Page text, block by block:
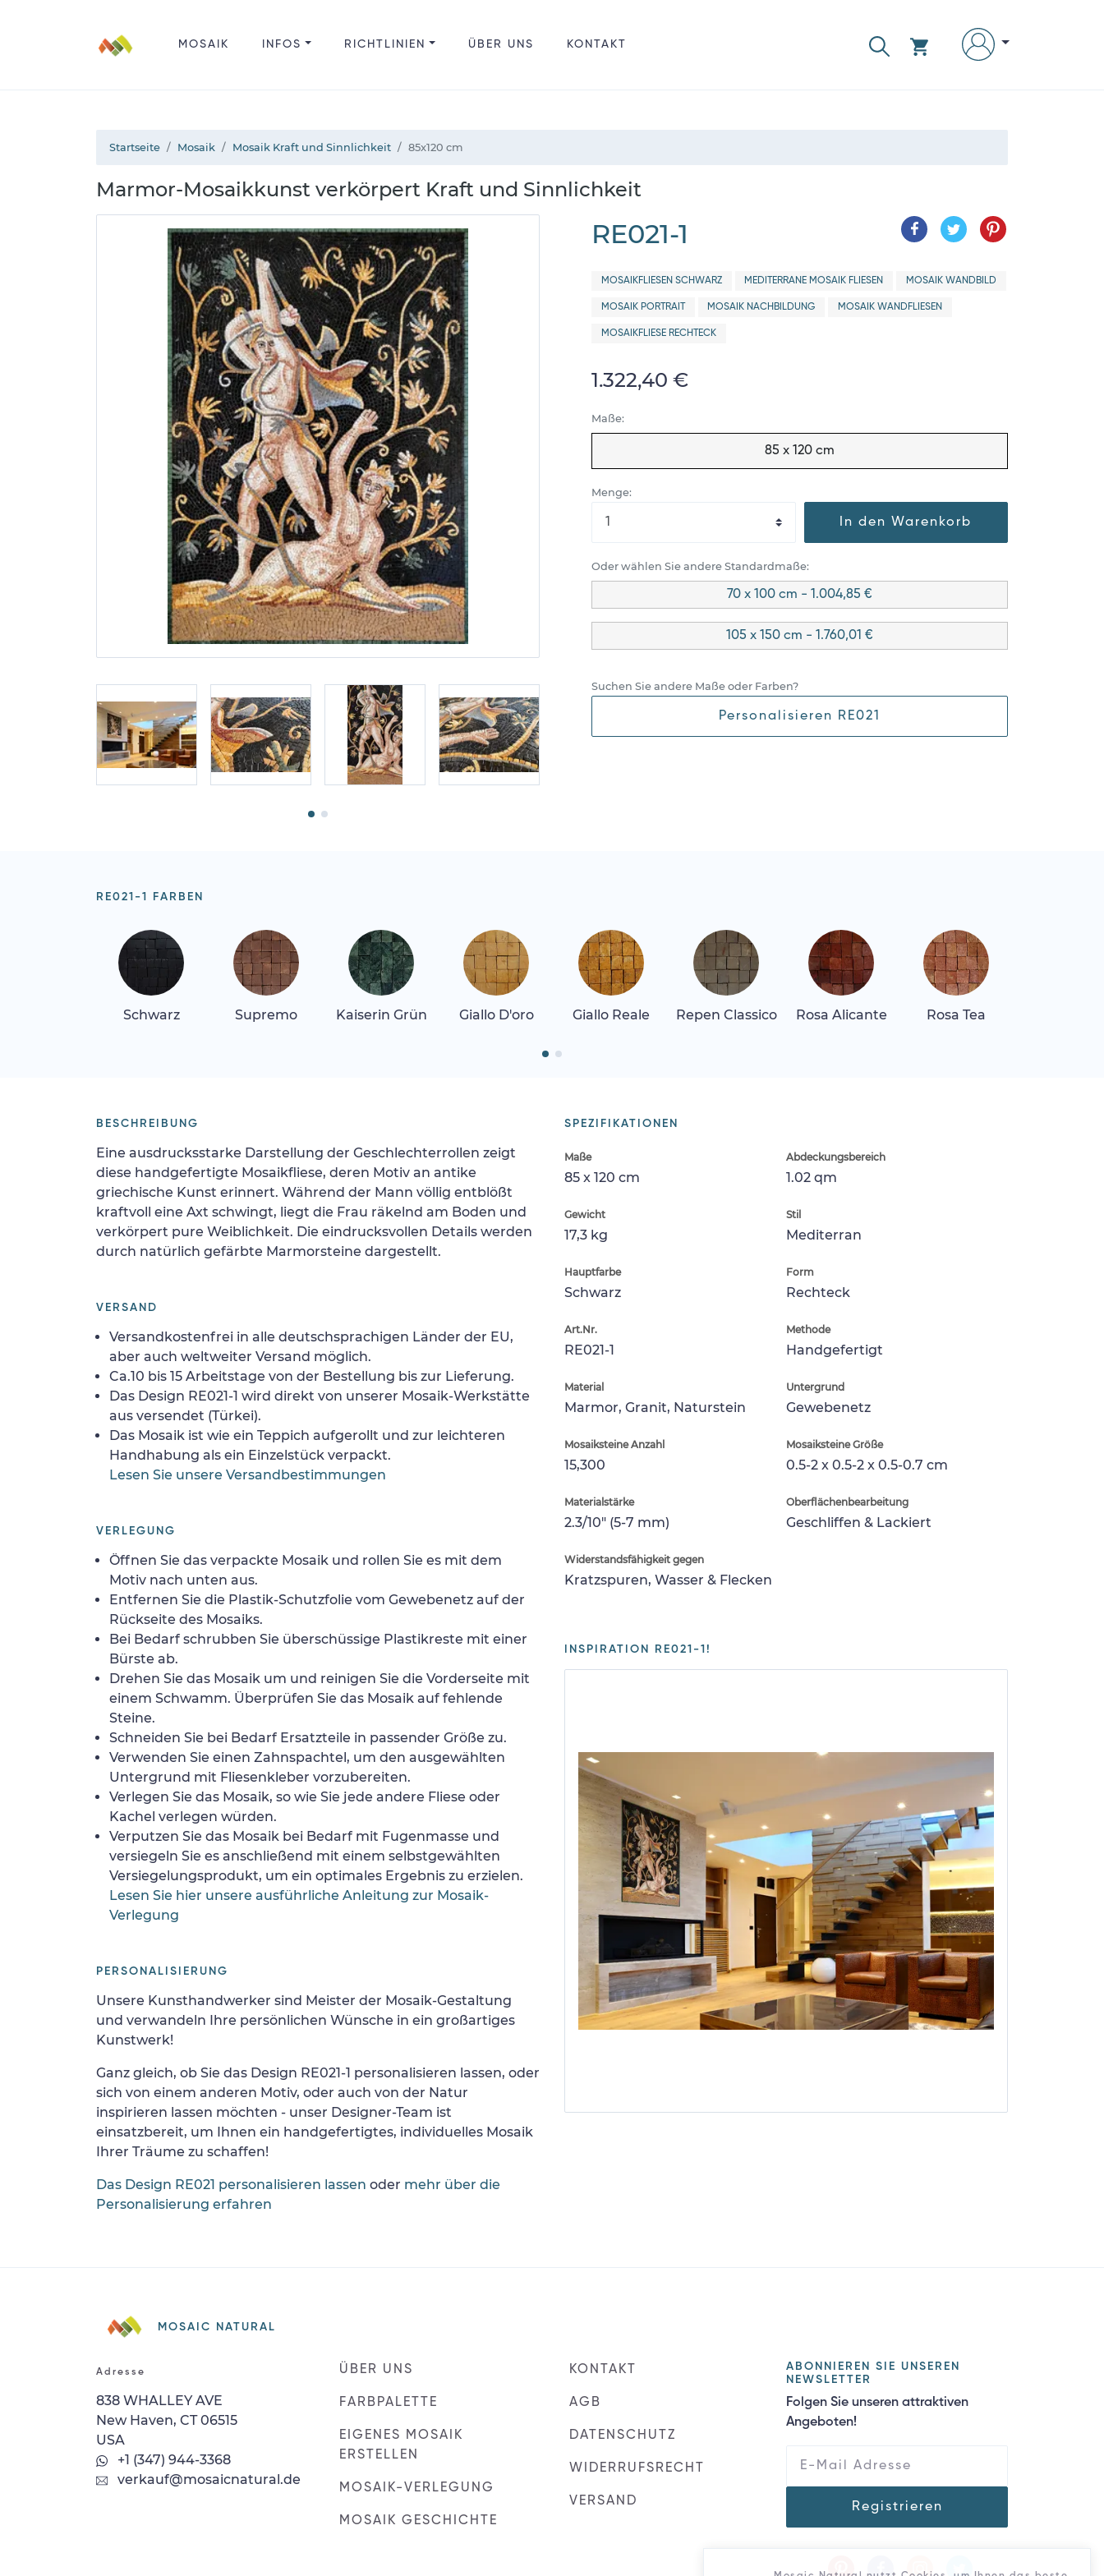
MOSAIK INFOS RICHTLINIEN ÜBER UNS KONTAKT
Startseite Mosaik Mosaik Kraft und Sinnlichkeit 85x120 cm
Marmor-Mosaikkunst verkörpert Kraft und Sinnlichkeit
RE021-1
MOSAIKFLIESEN SCHWARZ MEDITERRANE MOSAIK FLIESEN MOSAIK WANDBILD
MOSAIK PORTRAIT MOSAIK NACHBILDUNG MOSAIK WANDFLIESEN
MOSAIKFLIESE RECHTECK
1.322,40 €
Maße:
85 x 120 cm
Menge:
In den Warenkorb
Oder wählen Sie andere Standardmaße:
70 x 100 cm - 1.004,85 €
105 x 150 cm - 1.760,01 €
Suchen Sie andere Maße oder Farben?
Personalisieren RE021
RE021-1 FARBEN
Schwarz Supremo Kaiserin Grün Giallo D'oro Giallo Reale Repen Classico Rosa Alicante Rosa Tea
SPEZIFIKATIONEN
Maße
85 x 120 cm
Abdeckungsbereich
1.02 qm
Gewicht
17,3 kg
Stil
Mediterran
Hauptfarbe
Schwarz
Form
Rechteck
Art.Nr.
RE021-1
Methode
Handgefertigt
Material
Marmor, Granit, Naturstein
Untergrund
Gewebenetz
Mosaiksteine Anzahl
15,300
Mosaiksteine Größe
0.5-2 x 0.5-2 x 0.5-0.7 cm
Materialstärke
2.3/10" (5-7 mm)
Oberflächenbearbeitung
Geschliffen & Lackiert
Widerstandsfähigkeit gegen
Kratzspuren, Wasser & Flecken
INSPIRATION RE021-1!
BESCHREIBUNG
Eine ausdrucksstarke Darstellung der Geschlechterrollen zeigt
diese handgefertigte Mosaikfliese, deren Motiv an antike
griechische Kunst erinnert. Während der Mann völlig entblößt
kraftvoll eine Axt schwingt, liegt die Frau räkelnd am Boden und
verkörpert pure Weiblichkeit. Die eindrucksvollen Details werden
durch natürlich gefärbte Marmorsteine dargestellt.
VERSAND
Versandkostenfrei in alle deutschsprachigen Länder der EU,
aber auch weltweiter Versand möglich.
Ca.10 bis 15 Arbeitstage von der Bestellung bis zur Lieferung.
Das Design RE021-1 wird direkt von unserer Mosaik-Werkstätte
aus versendet (Türkei).
Das Mosaik ist wie ein Teppich aufgerollt und zur leichteren
Handhabung als ein Einzelstück verpackt.
Lesen Sie unsere Versandbestimmungen
VERLEGUNG
Öffnen Sie das verpackte Mosaik und rollen Sie es mit dem
Motiv nach unten aus.
Entfernen Sie die Plastik-Schutzfolie vom Gewebenetz auf der
Rückseite des Mosaiks.
Bei Bedarf schrubben Sie überschüssige Plastikreste mit einer
Bürste ab.
Drehen Sie das Mosaik um und reinigen Sie die Vorderseite mit
einem Schwamm. Überprüfen Sie das Mosaik auf fehlende
Steine.
Schneiden Sie bei Bedarf Ersatzteile in passender Größe zu.
Verwenden Sie einen Zahnspachtel, um den ausgewählten
Untergrund mit Fliesenkleber vorzubereiten.
Verlegen Sie das Mosaik, so wie Sie jede andere Fliese oder
Kachel verlegen würden.
Verputzen Sie das Mosaik bei Bedarf mit Fugenmasse und
versiegeln Sie es anschließend mit einem selbstgewählten
Versiegelungsprodukt, um ein optimales Ergebnis zu erzielen.
Lesen Sie hier unsere ausführliche Anleitung zur Mosaik-
Verlegung
PERSONALISIERUNG
Unsere Kunsthandwerker sind Meister der Mosaik-Gestaltung
und verwandeln Ihre persönlichen Wünsche in ein großartiges
Kunstwerk!
Ganz gleich, ob Sie das Design RE021-1 personalisieren lassen, oder
sich von einem anderen Motiv, oder auch von der Natur
inspirieren lassen möchten - unser Designer-Team ist
einsatzbereit, um Ihnen ein handgefertigtes, individuelles Mosaik
Ihrer Träume zu schaffen!
Das Design RE021 personalisieren lassen oder mehr über die
Personalisierung erfahren
MOSAIC NATURAL
Adresse
838 WHALLEY AVE
New Haven, CT 06515
USA
+1 (347) 944-3368
verkauf@mosaicnatural.de
ÜBER UNS
FARBPALETTE
EIGENES MOSAIK
ERSTELLEN
MOSAIK-VERLEGUNG
MOSAIK GESCHICHTE
KONTAKT
AGB
DATENSCHUTZ
WIDERRUFSRECHT
VERSAND
ABONNIEREN SIE UNSEREN
NEWSLETTER
Folgen Sie unseren attraktiven
Angeboten!
Registrieren